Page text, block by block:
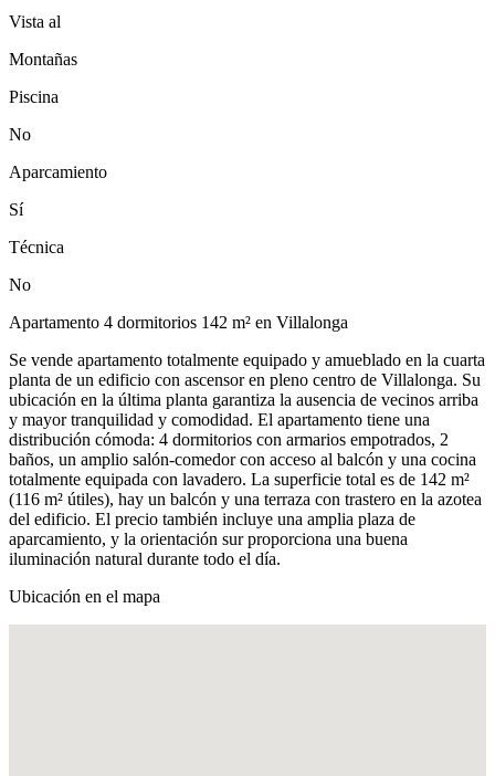
Vista al
Montañas
Piscina
No
Aparcamiento
Sí
Técnica
No
Apartamento 4 dormitorios 142 m² en Villalonga
Se vende apartamento totalmente equipado y amueblado en la cuarta
planta de un edificio con ascensor en pleno centro de Villalonga. Su
ubicación en la última planta garantiza la ausencia de vecinos arriba
y mayor tranquilidad y comodidad. El apartamento tiene una
distribución cómoda: 4 dormitorios con armarios empotrados, 2
baños, un amplio salón-comedor con acceso al balcón y una cocina
totalmente equipada con lavadero. La superficie total es de 142 m²
(116 m² útiles), hay un balcón y una terraza con trastero en la azotea
del edificio. El precio también incluye una amplia plaza de
aparcamiento, y la orientación sur proporciona una buena
iluminación natural durante todo el día.
Ubicación en el mapa